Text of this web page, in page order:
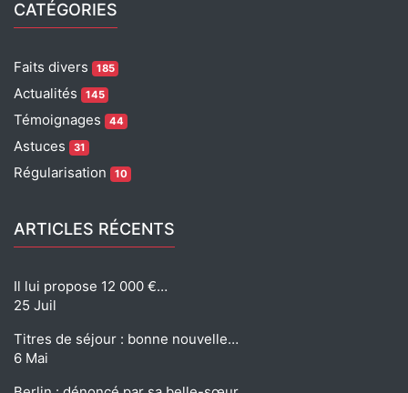
CATÉGORIES
Faits divers 185
Actualités 145
Témoignages 44
Astuces 31
Régularisation 10
ARTICLES RÉCENTS
Il lui propose 12 000 €…
25 Juil
Titres de séjour : bonne nouvelle…
6 Mai